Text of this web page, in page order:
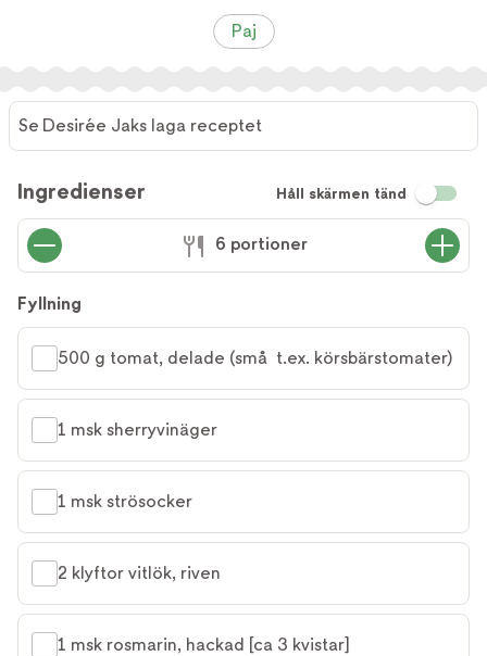
Paj
Se Desirée Jaks laga receptet
Ingredienser Håll skärmen tänd
6 portioner
Fyllning
500 g tomat, delade (små  t.ex. körsbärstomater)
1 msk sherryvinäger
1 msk strösocker
2 klyftor vitlök, riven
1 msk rosmarin, hackad [ca 3 kvistar]